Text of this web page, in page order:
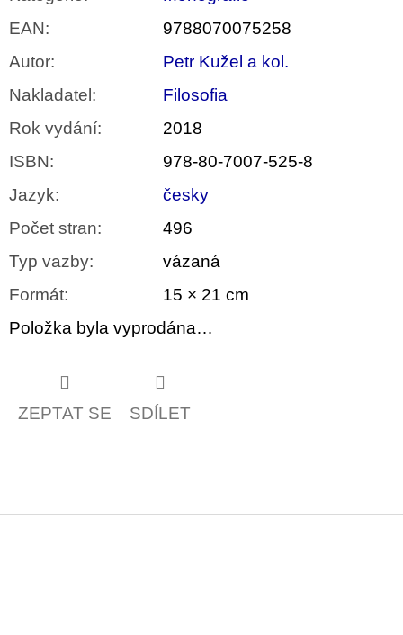
EAN:
9788070075258
Autor:
Petr Kužel a kol.
Nakladatel :
Filosofia
Rok vydání:
2018
ISBN:
978-80-7007-525-8
Jazyk:
česky
Počet stran:
496
Typ vazby:
vázaná
Formát:
15 × 21 cm
Položka byla vyprodána…
ZEPTAT SE SDÍLET